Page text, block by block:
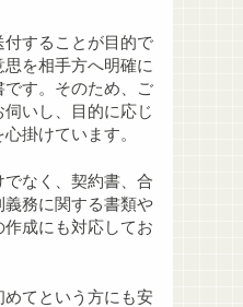
することが目的で
を相手方へ明確に
す。そのため、ご
いし、目的に応じ
掛けています。
でなく、契約書、合
務に関する書類や
成にも対応してお
てという方にも安